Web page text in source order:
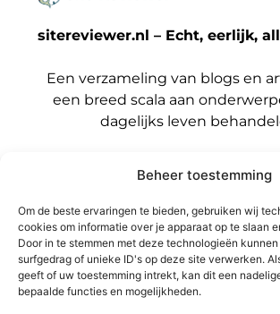
Beheer toestemming
Om de beste ervaringen te bieden, gebruiken wij
cookies om informatie over je apparaat op te slaan
Door in te stemmen met deze technologieën
surfgedrag of unieke ID's op deze site verwerken.
geeft of uw toestemming intrekt, kan dit een
bepaalde functies en mogelijkheden.
sitereviewer.nl – Echt, eerlijk,
Een verzameling van blogs en
een breed scala aan
dagelijks leven
@2025 www.sitereviewer.nl. All Right